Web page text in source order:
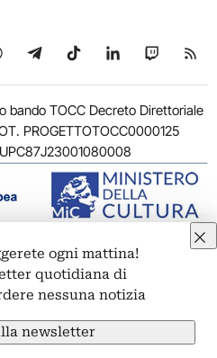
YouTube
su WhatsApp
Seguici su Telegram
Seguici su TikTok
Seguici su
Seguici
bando TOCC Decreto Direttoriale
PROGETTOTOCC0000125
Vittorio Emanuele II, 287 –
dei dati personali
Emanuele II, 287 – 00186 Roma
Cookie PolicyCredits
ogni mattina!
quotidiana di
nessuna notizia
newsletter